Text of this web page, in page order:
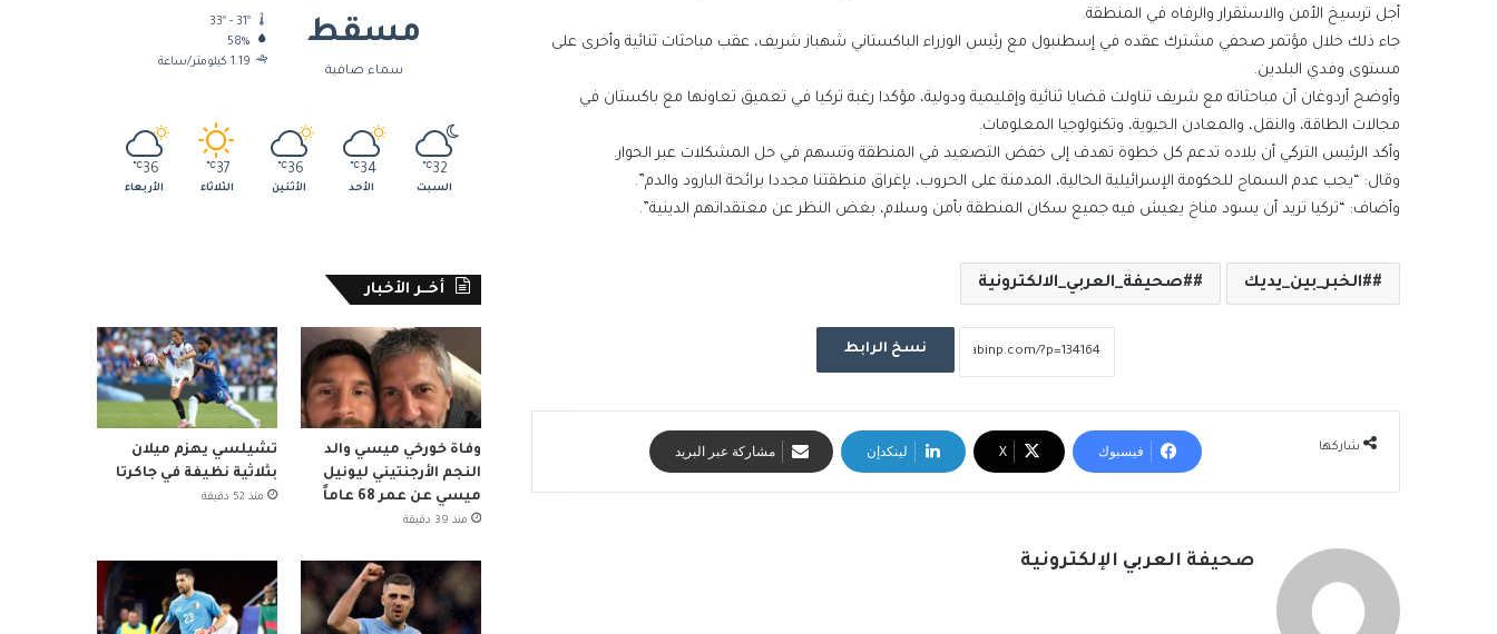
أجل ترسيخ الأمن والاستقرار والرفاه في المنطقة.
جاء ذلك خلال مؤتمر صحفي مشترك عقده في إسطنبول مع رئيس الوزراء الباكستاني شهباز شريف، عقب مباحثات ثنائية وأخرى على
مستوى وفدي البلدين.
وأوضح أردوغان أن مباحثاته مع شريف تناولت قضايا ثنائية وإقليمية ودولية، مؤكدا رغبة تركيا في تعميق تعاونها مع باكستان في
مجالات الطاقة، والنقل، والمعادن الحيوية، وتكنولوجيا المعلومات.
وأكد الرئيس التركي أن بلاده تدعم كل خطوة تهدف إلى خفض التصعيد في المنطقة وتسهم في حل المشكلات عبر الحوار.
وقال: “يجب عدم السماح للحكومة الإسرائيلية الحالية، المدمنة على الحروب، بإغراق منطقتنا مجددا برائحة البارود والدم”.
وأضاف: “تركيا تريد أن يسود مناخ يعيش فيه جميع سكان المنطقة بأمن وسلام، بغض النظر عن معتقداتهم الدينية”.
#الخبر_بين_يديك #صحيفة_العربي_الالكترونية
نسخ الرابط
شاركها فيسبوك ‫X لينكدإن مشاركة عبر البريد
صحيفة العربي الإلكترونية
مسقط
سماء صافية
33º - 31º
58%
1.19 كيلومتر/ساعة
32
℃
السبت
34
℃
الأحد
36
℃
الأثنين
37
℃
الثلاثاء
36
℃
الأربعاء
أخــر الأخبار
وفاة خورخي ميسي والد
النجم الأرجنتيني ليونيل
ميسي عن عمر 68 عاماً
منذ 39 دقيقة
تشيلسي يهزم ميلان
بثلاثية نظيفة في جاكرتا
منذ 52 دقيقة